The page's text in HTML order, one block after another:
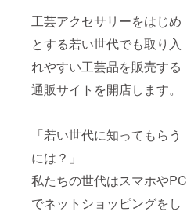
工芸アクセサリーをはじめ
とする若い世代でも取り入
れやすい工芸品を販売する
通販サイトを開店します。
「若い世代に知ってもらう
には？」
私たちの世代はスマホやPC
でネットショッピングをし